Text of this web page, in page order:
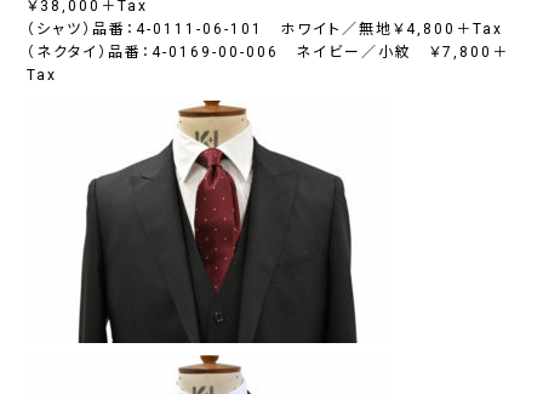
￥38,000＋Tax
（シャツ）品番：4-0111-06-101 ホワイト／無地￥4,800＋Tax
（ネクタイ）品番：4-0169-00-006 ネイビー／小紋 ￥7,800＋
Tax